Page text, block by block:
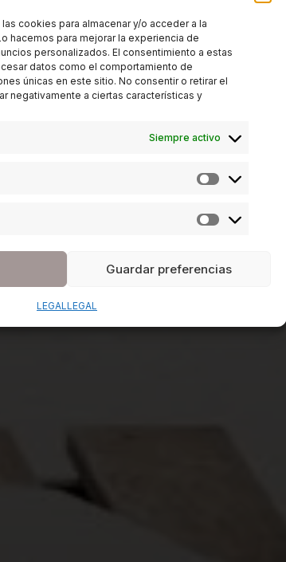
cookies para almacenar y/o acceder a la
hacemos para mejorar la experiencia de
personalizados. El consentimiento a estas
datos como el comportamiento de
únicas en este sitio. No consentir o retirar el
negativamente a ciertas características y
Siempre activo
Guardar preferencias
LEGALLEGAL